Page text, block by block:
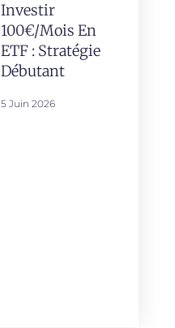
Investir
100€/mois En
ETF : Stratégie
Débutant
5 Juin 2026